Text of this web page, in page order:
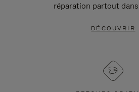
réparation partout
DÉCOUVRIR